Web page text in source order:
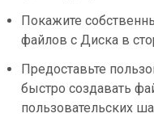
Покажите
файлов с Диска в
Предоставьте
быстро создавать
пользовательских